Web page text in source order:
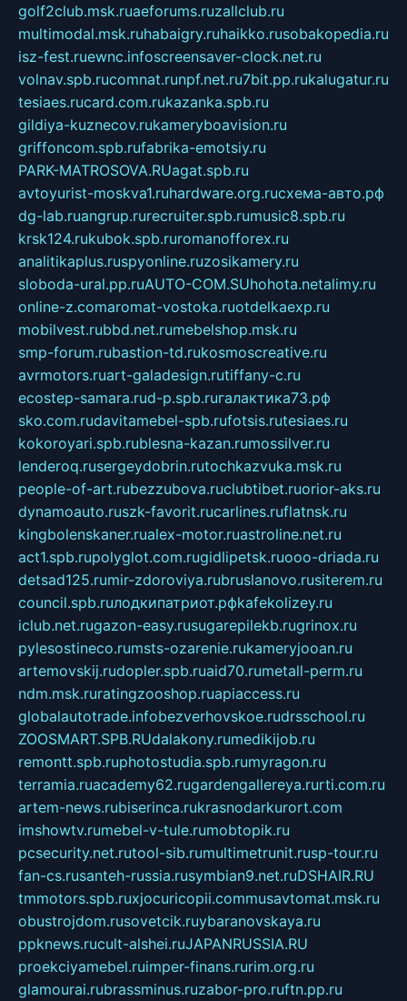
golf2club.msk.ruaeforums.ruzallclub.ru
multimodal.msk.ruhabaigry.ruhaikko.rusobakopedia.ru
isz-fest.ruewnc.infoscreensaver-clock.net.ru
volnav.spb.rucomnat.runpf.net.ru7bit.pp.rukalugatur.ru
tesiaes.rucard.com.rukazanka.spb.ru
gildiya-kuznecov.rukameryboavision.ru
griffoncom.spb.rufabrika-emotsiy.ru
PARK-MATROSOVA.RUagat.spb.ru
avtoyurist-moskva1.ruhardware.org.ruсхема-авто.рф
dg-lab.ruangrup.rurecruiter.spb.rumusic8.spb.ru
krsk124.rukubok.spb.ruromanofforex.ru
analitikaplus.ruspyonline.ruzosikamery.ru
sloboda-ural.pp.ruAUTO-COM.SUhohota.netalimy.ru
online-z.comaromat-vostoka.ruotdelkaexp.ru
mobilvest.rubbd.net.rumebelshop.msk.ru
smp-forum.rubastion-td.rukosmoscreative.ru
avrmotors.ruart-galadesign.rutiffany-c.ru
ecostep-samara.rud-p.spb.ruгалактика73.рф
sko.com.rudavitamebel-spb.rufotsis.rutesiaes.ru
kokoroyari.spb.rublesna-kazan.rumossilver.ru
lenderoq.rusergeydobrin.rutochkazvuka.msk.ru
people-of-art.rubezzubova.ruclubtibet.ruorior-aks.ru
dynamoauto.ruszk-favorit.rucarlines.ruflatnsk.ru
kingbolenskaner.rualex-motor.ruastroline.net.ru
act1.spb.rupolyglot.com.rugidlipetsk.ruooo-driada.ru
detsad125.rumir-zdoroviya.rubruslanovo.rusiterem.ru
council.spb.ruлодкипатриот.рфkafekolizey.ru
iclub.net.rugazon-easy.rusugarepilekb.rugrinox.ru
pylesostineco.rumsts-ozarenie.rukameryjooan.ru
artemovskij.rudopler.spb.ruaid70.rumetall-perm.ru
ndm.msk.ruratingzooshop.ruapiaccess.ru
globalautotrade.infobezverhovskoe.rudrsschool.ru
ZOOSMART.SPB.RUdalakony.rumedikijob.ru
remontt.spb.ruphotostudia.spb.rumyragon.ru
terramia.ruacademy62.rugardengallereya.rurti.com.ru
artem-news.rubiserinca.rukrasnodarkurort.com
imshowtv.rumebel-v-tule.rumobtopik.ru
pcsecurity.net.rutool-sib.rumultimetrunit.rusp-tour.ru
fan-cs.rusanteh-russia.rusymbian9.net.ruDSHAIR.RU
tmmotors.spb.ruxjocuricopii.commusavtomat.msk.ru
obustrojdom.rusovetcik.ruybaranovskaya.ru
ppknews.rucult-alshei.ruJAPANRUSSIA.RU
proekciyamebel.ruimper-finans.rurim.org.ru
glamourai.rubrassminus.ruzabor-pro.ruftn.pp.ru